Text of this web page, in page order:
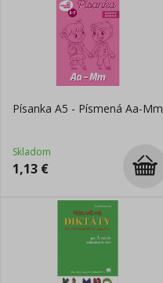
Písanka A5 - Písmená Aa-Mm
Skladom
1,13 €